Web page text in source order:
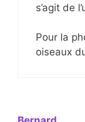
s’agit de
Pour la
oiseaux